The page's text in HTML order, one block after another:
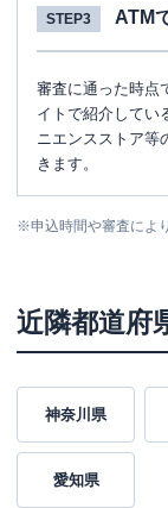
STEP3 ATM
審査に通った時点
イトで紹介してい
ニエンスストア等
きます。
※申込時間や審査によ
近隣都道府
神奈川県
愛知県